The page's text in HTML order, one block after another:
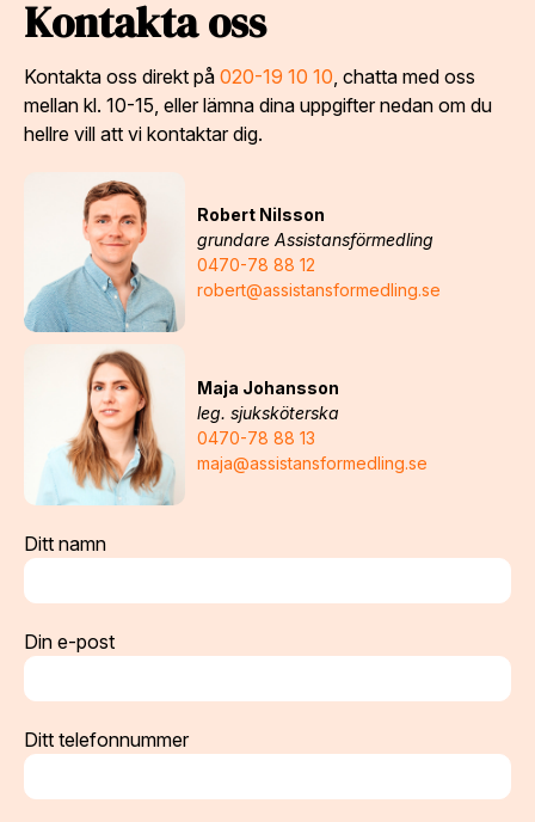
Kontakta oss
Kontakta oss direkt på 020-19 10 10 , chatta med oss
mellan kl. 10-15, eller lämna dina uppgifter nedan om du
hellre vill att vi kontaktar dig.
Robert Nilsson
grundare Assistansförmedling
0470-78 88 12
robert@assistansformedling.se
Maja Johansson
leg. sjuksköterska
0470-78 88 13
maja@assistansformedling.se
Ditt namn
Din e-post
Ditt telefonnummer